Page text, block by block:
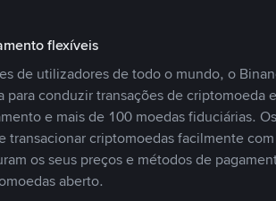
flexíveis
de utilizadores de todo o mundo, o
para conduzir transações de criptomoeda
e mais de 100 moedas fiduciárias.
transacionar criptomoedas facilmente
os seus preços e métodos de
aberto.